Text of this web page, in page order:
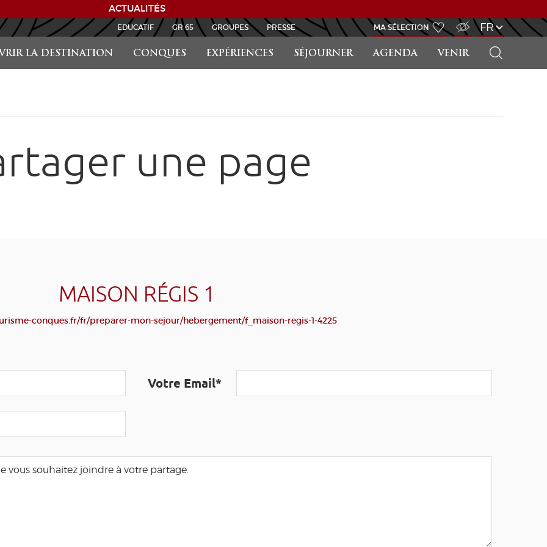
LA DESTINATION CONQUES EXPÉRIENCES SÉJOURNER AGENDA VENIR
EDUCATIF GR 65 GROUPES PRESSE MA SÉLECTION FR
une page
MAISON RÉGIS 1
conques.fr/fr/preparer-mon-sejour/hebergement/f_maison-regis-1-4225
Votre Email*